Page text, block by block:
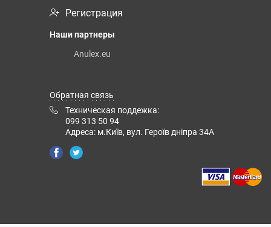
Регистрация
Наши партнеры
Anulex.eu
Обратная связь
Техническая поддежка:
099 313 50 94
Адреса: м.Київ, вул. Героїв дніпра 34А